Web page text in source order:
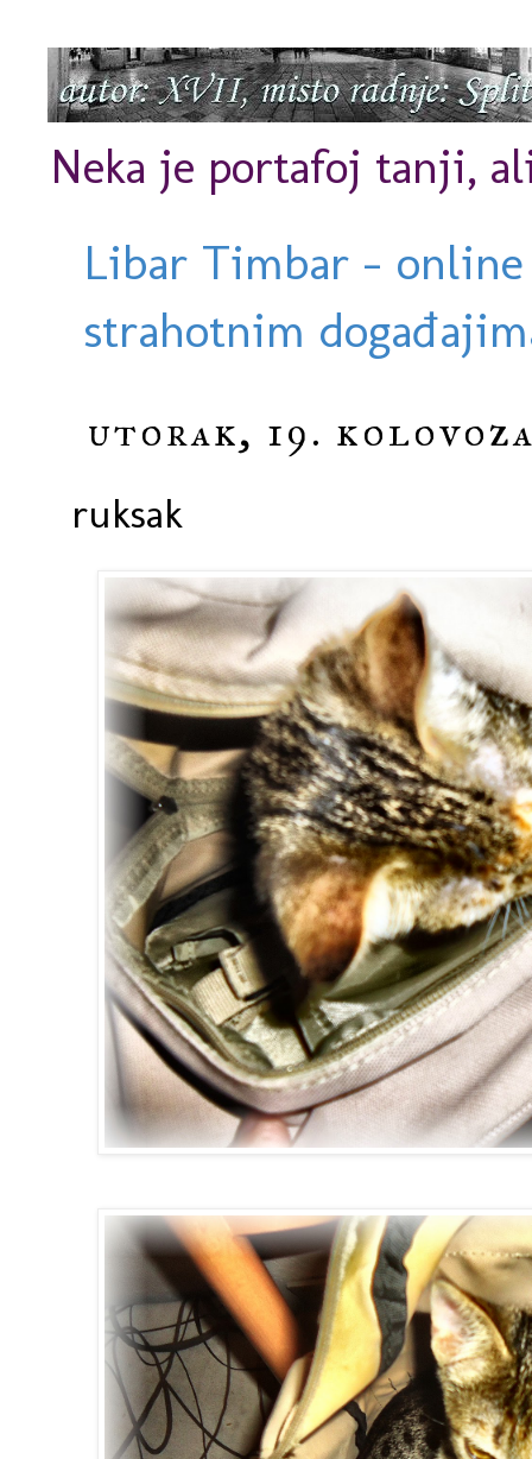
Neka je portafoj tanji,
Libar Timbar -
strahotnim
utorak, 19.
ruksak